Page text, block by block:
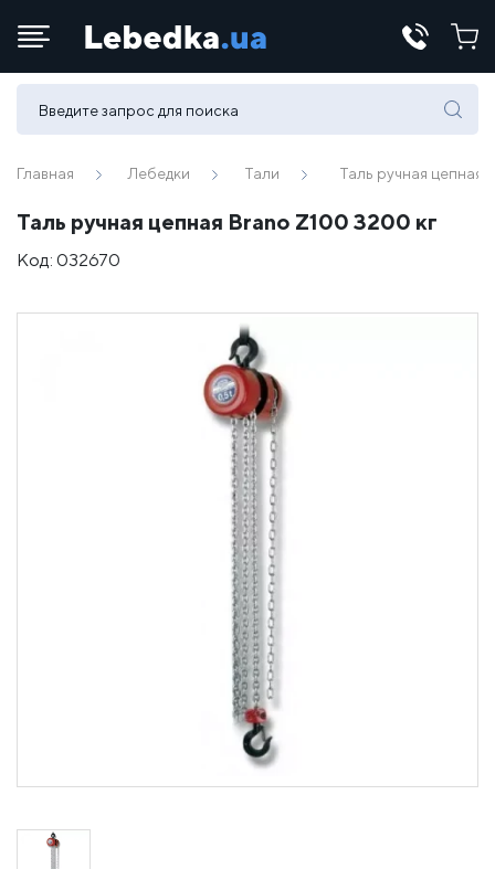
Телефоны:
(067) 430 82-15
Главная Лебедки Тали Таль ручная цепная
Таль ручная цепная Brano Z100 3200 кг
Код: 032670